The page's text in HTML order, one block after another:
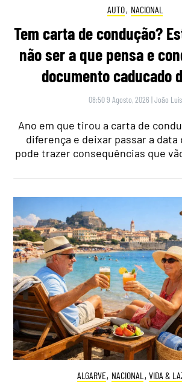
AUTO, NACIONAL
Tem carta de condução?
não ser a que pensa e
documento caducado
08:50 9 Agosto, 2026 |João Luís
Ano em que tirou a carta de
diferença e deixar passar a data
pode trazer consequências que
ALGARVE, NACIONAL , VIDA &